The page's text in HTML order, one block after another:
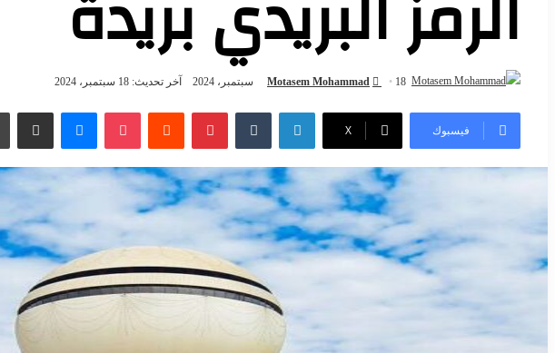
Motasem Mohammad 18 سبتمبر، 2024 آخر تحديث: 18 سبتمبر، 2024
فيسبوك X